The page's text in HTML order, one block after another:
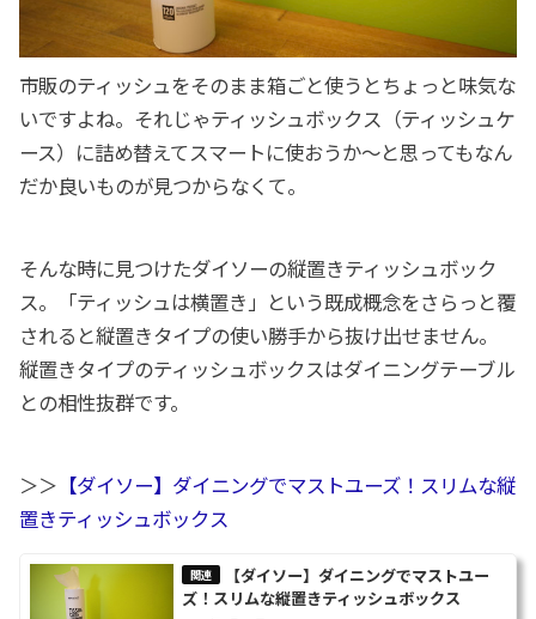
市販のティッシュをそのまま箱ごと使うとちょっと味気な
いですよね。それじゃティッシュボックス（ティッシュケ
ース）に詰め替えてスマートに使おうか〜と思ってもなん
だか良いものが見つからなくて。
そんな時に見つけたダイソーの縦置きティッシュボック
ス。「ティッシュは横置き」という既成概念をさらっと覆
されると縦置きタイプの使い勝手から抜け出せません。
縦置きタイプのティッシュボックスはダイニングテーブル
との相性抜群です。
＞＞ 【ダイソー】ダイニングでマストユーズ！スリムな縦
置きティッシュボックス
【ダイソー】ダイニングでマストユー
ズ！スリムな縦置きティッシュボックス